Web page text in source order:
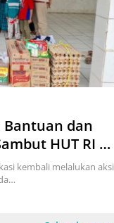
Bantuan dan
kembali melalukan aksi